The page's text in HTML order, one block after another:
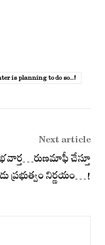
is planning to do so...!
Next article
చేస్తూ
ప్రభుత్వం నిర్ణయం…!